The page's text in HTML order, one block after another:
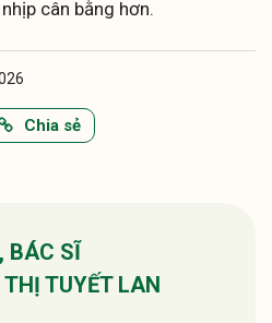
cân bằng hơn.
Chia sẻ
BÁC SĨ
THỊ TUYẾT LAN